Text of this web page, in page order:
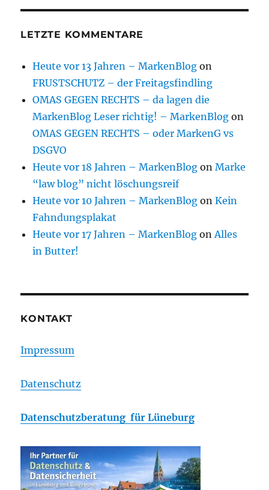
LETZTE KOMMENTARE
Heute vor 13 Jahren – MarkenBlog on
FRUSTSCHUTZ – der Freitagsfindling
OMAS GEGEN RECHTS – da lagen die
MarkenBlog Leser richtig! – MarkenBlog on
OMAS GEGEN RECHTS – oder MarkenG vs
DSGVO
Heute vor 18 Jahren – MarkenBlog onMarke
“law blog” nicht löschungsreif
Heute vor 10 Jahren – MarkenBlog onKein
Fahndungsplakat
Heute vor 17 Jahren – MarkenBlog onAlles
in Butter!
KONTAKT
Impressum
Datenschutz
Datenschutzberatung für Lüneburg